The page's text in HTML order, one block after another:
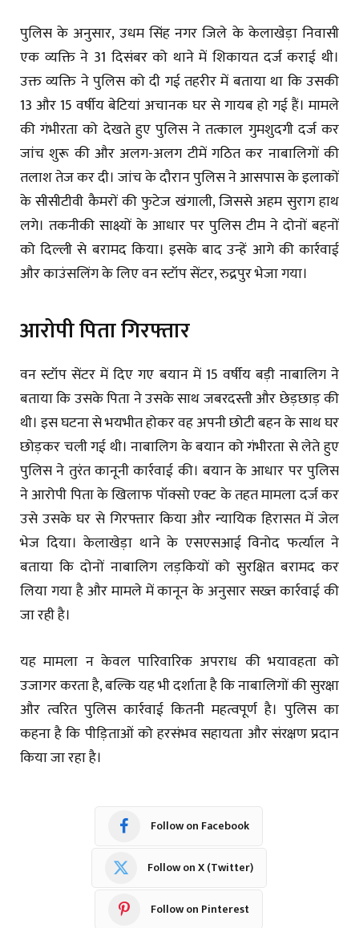
पुलिस के अनुसार, उधम सिंह नगर जिले के केलाखेड़ा निवासी
एक व्यक्ति ने 31 दिसंबर को थाने में शिकायत दर्ज कराई थी।
उक्त व्यक्ति ने पुलिस को दी गई तहरीर में बताया था कि उसकी
13 और 15 वर्षीय बेटियां अचानक घर से गायब हो गई हैं। मामले
की गंभीरता को देखते हुए पुलिस ने तत्काल गुमशुदगी दर्ज कर
जांच शुरू की और अलग-अलग टीमें गठित कर नाबालिगों की
तलाश तेज कर दी। जांच के दौरान पुलिस ने आसपास के इलाकों
के सीसीटीवी कैमरों की फुटेज खंगाली, जिससे अहम सुराग हाथ
लगे। तकनीकी साक्ष्यों के आधार पर पुलिस टीम ने दोनों बहनों
को दिल्ली से बरामद किया। इसके बाद उन्हें आगे की कार्रवाई
और काउंसलिंग के लिए वन स्टॉप सेंटर, रुद्रपुर भेजा गया।
आरोपी पिता गिरफ्तार
वन स्टॉप सेंटर में दिए गए बयान में 15 वर्षीय बड़ी नाबालिग ने
बताया कि उसके पिता ने उसके साथ जबरदस्ती और छेड़छाड़ की
थी। इस घटना से भयभीत होकर वह अपनी छोटी बहन के साथ घर
छोड़कर चली गई थी। नाबालिग के बयान को गंभीरता से लेते हुए
पुलिस ने तुरंत कानूनी कार्रवाई की। बयान के आधार पर पुलिस
ने आरोपी पिता के खिलाफ पॉक्सो एक्ट के तहत मामला दर्ज कर
उसे उसके घर से गिरफ्तार किया और न्यायिक हिरासत में जेल
भेज दिया। केलाखेड़ा थाने के एसएसआई विनोद फर्त्याल ने
बताया कि दोनों नाबालिग लड़कियों को सुरक्षित बरामद कर
लिया गया है और मामले में कानून के अनुसार सख्त कार्रवाई की
जा रही है।
यह मामला न केवल पारिवारिक अपराध की भयावहता को
उजागर करता है, बल्कि यह भी दर्शाता है कि नाबालिगों की सुरक्षा
और त्वरित पुलिस कार्रवाई कितनी महत्वपूर्ण है। पुलिस का
कहना है कि पीड़िताओं को हरसंभव सहायता और संरक्षण प्रदान
किया जा रहा है।
Follow on Facebook
Follow on X (Twitter)
Follow on Pinterest